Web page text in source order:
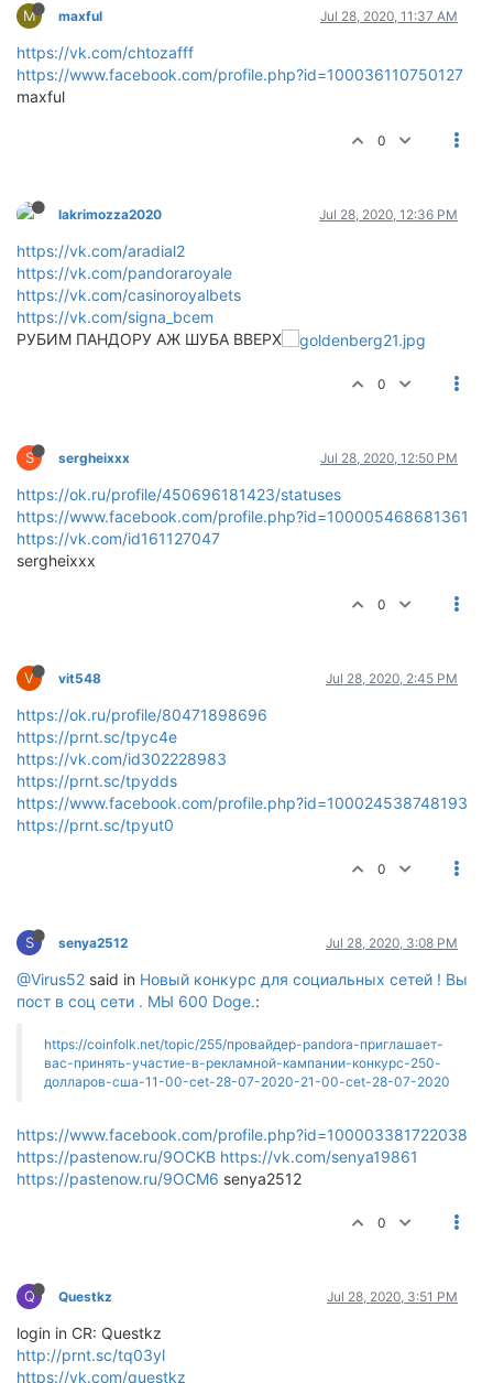
M maxful Jul 28, 2020, 11:37 AM
https://vk.com/chtozafff
https://www.facebook.com/profile.php?id=100036110750127
maxful
0
lakrimozza2020 Jul 28, 2020, 12:36 PM
https://vk.com/aradial2
https://vk.com/pandoraroyale
https://vk.com/casinoroyalbets
https://vk.com/signa_bcem
РУБИМ ПАНДОРУ АЖ ШУБА ВВЕРХ
0
S sergheixxx Jul 28, 2020, 12:50 PM
https://ok.ru/profile/450696181423/statuses
https://www.facebook.com/profile.php?id=100005468681361
https://vk.com/id161127047
sergheixxx
0
V vit548 Jul 28, 2020, 2:45 PM
https://ok.ru/profile/80471898696
https://prnt.sc/tpyc4e
https://vk.com/id302228983
https://prnt.sc/tpydds
https://www.facebook.com/profile.php?id=100024538748193
https://prnt.sc/tpyut0
0
S senya2512 Jul 28, 2020, 3:08 PM
@Virus52 said in Новый конкурс для социальных сетей ! Вы
пост в соц сети . МЫ 600 Doge.:
https://coinfolk.net/topic/255/провайдер-pandora-приглашает-
вас-принять-участие-в-рекламной-кампании-конкурс-250-
долларов-сша-11-00-cet-28-07-2020-21-00-cet-28-07-2020
https://www.facebook.com/profile.php?id=100003381722038
https://pastenow.ru/9OCKB https://vk.com/senya19861
https://pastenow.ru/9OCM6 senya2512
0
Q Questkz Jul 28, 2020, 3:51 PM
login in CR: Questkz
http://prnt.sc/tq03yl
https://vk.com/questkz